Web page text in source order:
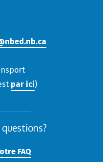
par ici)
FAQ